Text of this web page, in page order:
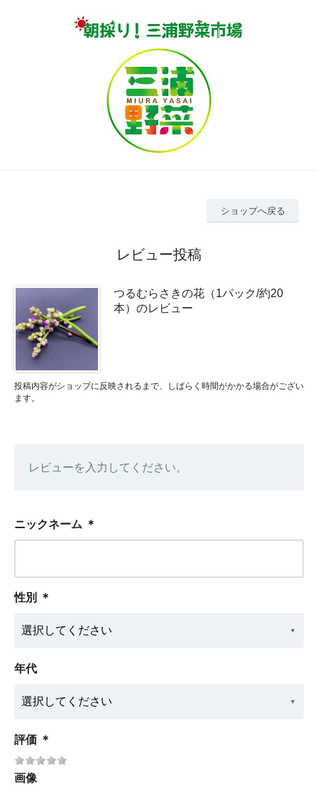
ショップへ戻る
レビュー投稿
つるむらさきの花（1パック/約20
本）のレビュー
投稿内容がショップに反映されるまで、しばらく時間がかかる場合がござい
ます。
レビューを入力してください。
ニックネーム ＊
性別 ＊
年代
評価 ＊
画像